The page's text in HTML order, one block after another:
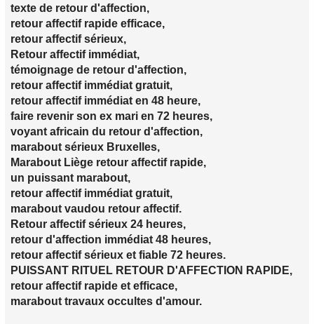
texte de retour d'affection,
retour affectif rapide efficace,
retour affectif sérieux,
Retour affectif immédiat,
témoignage de retour d'affection,
retour affectif immédiat gratuit,
retour affectif immédiat en 48 heure,
faire revenir son ex mari en 72 heures,
voyant africain du retour d'affection,
marabout sérieux Bruxelles,
Marabout Liège retour affectif rapide,
un puissant marabout,
retour affectif immédiat gratuit,
marabout vaudou retour affectif.
Retour affectif sérieux 24 heures,
retour d'affection immédiat 48 heures,
retour affectif sérieux et fiable 72 heures.
PUISSANT RITUEL RETOUR D'AFFECTION RAPIDE,
retour affectif rapide et efficace,
marabout travaux occultes d'amour.